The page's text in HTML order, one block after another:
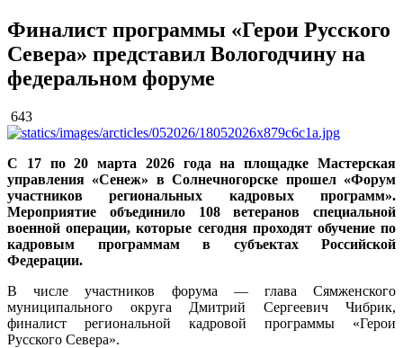
Финалист программы «Герои Русского
Севера» представил Вологодчину на
федеральном форуме
643
С 17 по 20 марта 2026 года на площадке Мастерская
управления «Сенеж» в Солнечногорске прошел «Форум
участников региональных кадровых программ».
Мероприятие объединило 108 ветеранов специальной
военной операции, которые сегодня проходят обучение по
кадровым программам в субъектах Российской
Федерации.
В числе участников форума — глава Сямженского
муниципального округа Дмитрий Сергеевич Чибрик,
финалист региональной кадровой программы «Герои
Русского Севера».